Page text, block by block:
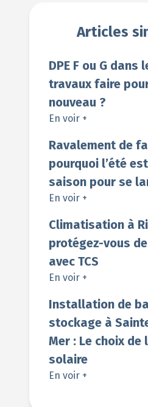
Articles
DPE F ou G dans
travaux faire
nouveau ?
En voir +
Ravalement de
pourquoi l’été
saison pour se
En voir +
Climatisation à
protégez-vous
avec TCS
En voir +
Installation de
stockage à
Mer : Le choix de
solaire
En voir +